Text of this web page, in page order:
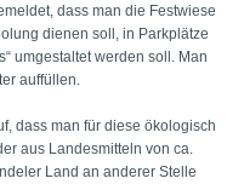
dass man die Festwiese
dienen soll, in Parkplätze
umgestaltet werden soll. Man
auffüllen.
dass man für diese ökologisch
aus Landesmitteln von ca.
Land an anderer Stelle